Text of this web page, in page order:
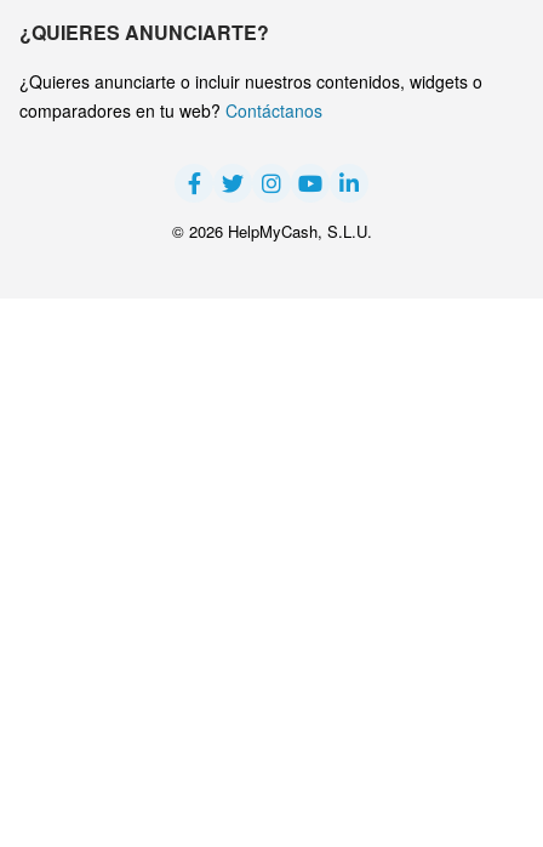
¿QUIERES ANUNCIARTE?
¿Quieres anunciarte o incluir nuestros contenidos, widgets o
comparadores en tu web? Contáctanos
© 2026 HelpMyCash, S.L.U.